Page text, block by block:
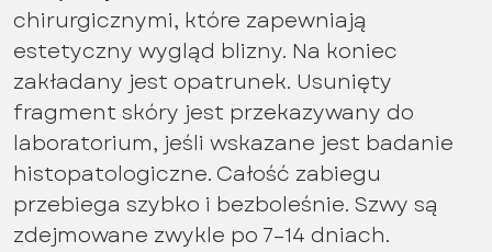
chirurgicznymi, które zapewniają
estetyczny wygląd blizny. Na koniec
zakładany jest opatrunek. Usunięty
fragment skóry jest przekazywany do
laboratorium, jeśli wskazane jest badanie
histopatologiczne. Całość zabiegu
przebiega szybko i bezboleśnie. Szwy są
zdejmowane zwykle po 7–14 dniach.